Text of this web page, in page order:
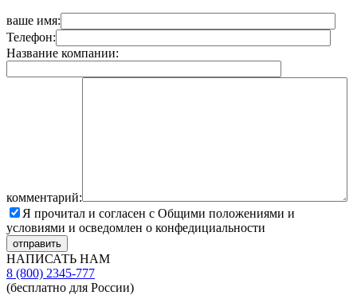
ваше имя:
Телефон:
Название компании:
комментарий:
Я прочитал и согласен с Общими положениями и
условиями и осведомлен о конфедициальности
НАПИСАТЬ НАМ
8 (800) 2345-777
(бесплатно для России)